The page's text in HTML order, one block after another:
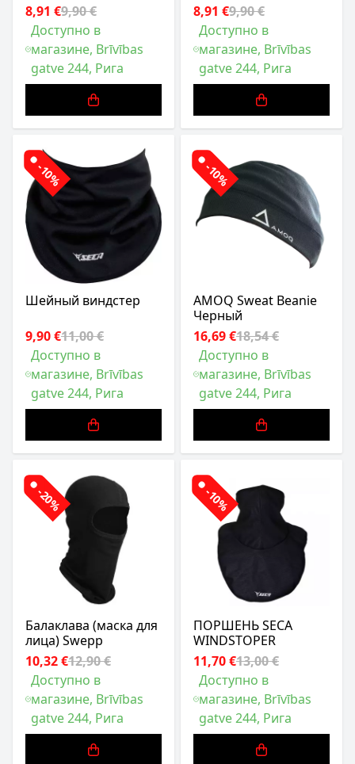
8,91 €9,90 €
Доступно в
магазине, Brīvības
gatve 244, Рига
8,91 €9,90 €
Доступно в
магазине, Brīvības
gatve 244, Рига
-10%
Шейный виндстер
9,90 €11,00 €
Доступно в
магазине, Brīvības
gatve 244, Рига
-10%
AMOQ Sweat Beanie
Черный
16,69 €18,54 €
Доступно в
магазине, Brīvības
gatve 244, Рига
-20%
Балаклава (маска для
лица) Swepp
10,32 €12,90 €
Доступно в
магазине, Brīvības
gatve 244, Рига
-10%
ПОРШЕНЬ SECA
WINDSTOPER
11,70 €13,00 €
Доступно в
магазине, Brīvības
gatve 244, Рига